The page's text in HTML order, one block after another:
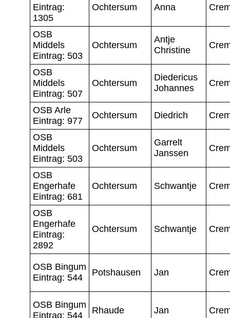
Eintrag:
1305
Ochtersum Anna
OSB
Middels
Eintrag: 503
Ochtersum
Antje
Christine
OSB
Middels
Eintrag: 507
Ochtersum
Diedericus
Johannes
OSB Arle
Eintrag: 977
Ochtersum Diedrich
OSB
Middels
Eintrag: 503
Ochtersum
Garrelt
Janssen
OSB
Engerhafe
Eintrag: 681
Ochtersum Schwantje
OSB
Engerhafe
Eintrag:
2892
Ochtersum Schwantje
OSB Bingum
Eintrag: 544
Potshausen Jan
OSB Bingum
Eintrag: 544
Rhaude Jan